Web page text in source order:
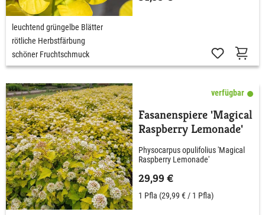
leuchtend grüngelbe Blätter
rötliche Herbstfärbung
schöner Fruchtschmuck
verfügbar
Fasanenspiere 'Magical
Raspberry Lemonade'
Physocarpus opulifolius 'Magical
Raspberry Lemonade'
29,99 €
1 Pfla (29,99 € / 1 Pfla)